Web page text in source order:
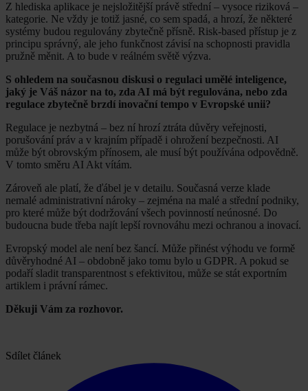
Z hlediska aplikace je nejsložitější právě střední – vysoce riziková –
kategorie. Ne vždy je totiž jasné, co sem spadá, a hrozí, že některé
systémy budou regulovány zbytečně přísně. Risk-based přístup je z
principu správný, ale jeho funkčnost závisí na schopnosti pravidla
pružně měnit. A to bude v reálném světě výzva.
S ohledem na současnou diskusi o regulaci umělé inteligence,
jaký je Váš názor na to, zda AI má být regulována, nebo zda
regulace zbytečně brzdí inovační tempo v Evropské unii?
Regulace je nezbytná – bez ní hrozí ztráta důvěry veřejnosti,
porušování práv a v krajním případě i ohrožení bezpečnosti. AI
může být obrovským přínosem, ale musí být používána odpovědně.
V tomto směru AI Akt vítám.
Zároveň ale platí, že ďábel je v detailu. Současná verze klade
nemalé administrativní nároky – zejména na malé a střední podniky,
pro které může být dodržování všech povinností neúnosné. Do
budoucna bude třeba najít lepší rovnováhu mezi ochranou a inovací.
Evropský model ale není bez šancí. Může přinést výhodu ve formě
důvěryhodné AI – obdobně jako tomu bylo u GDPR. A pokud se
podaří sladit transparentnost s efektivitou, může se stát exportním
artiklem i právní rámec.
Děkuji Vám za rozhovor.
Sdílet článek